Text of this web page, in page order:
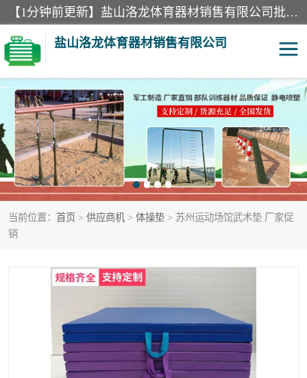
【1分钟前更新】盐山洛龙体育器材销售有限公司批量供应：300米障碍器材、400米障碍器材、部队训练器材、双杠、体操垫、舞蹈把杆等产品。盐山洛龙体育器材销售有限公司经过多年的发展，集研发，生产，销售，售后服务为一体. 奉行“质量，信誉，服务”的宗旨，以开拓创新的精神和真诚守信的态度积极进取。
盐山洛龙体育器材销售有限公司
当前位置： 首页 > 供应商机 > 体操垫 > 苏州运动场馆武术垫 厂家促
销
单双杠 舞蹈把杆
400米障碍器材 体操垫
300米障碍器材 攀爬架
塑胶跑道 400米障碍器材1